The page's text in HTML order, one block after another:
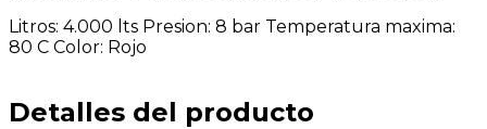
Litros: 4.000 lts Presion: 8 bar Temperatura maxima:
80 C Color: Rojo
Detalles del producto